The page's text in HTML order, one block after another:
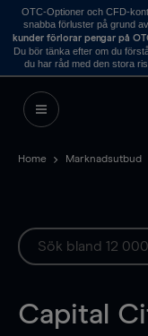
OTC-Optioner och CFD-
snabba förluster på grund
kunder förlorar pengar på
Du bör tänka efter om du
du har råd med den stora
Home Marknadsutbud
Capital